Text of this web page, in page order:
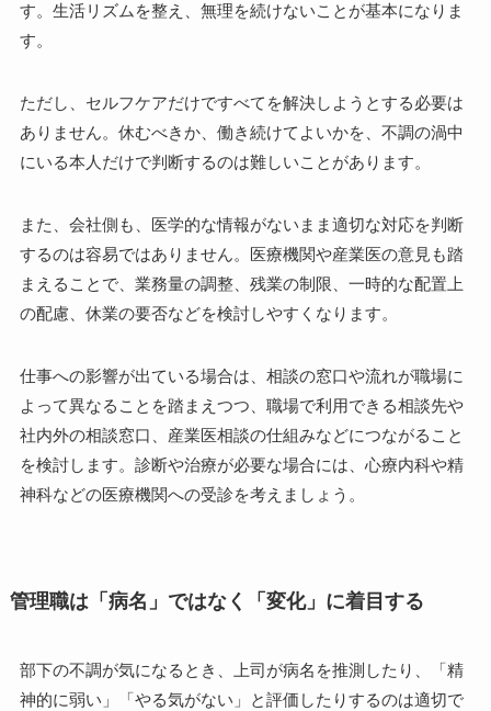
す。生活リズムを整え、無理を続けないことが基本になりま
す。
ただし、セルフケアだけですべてを解決しようとする必要は
ありません。休むべきか、働き続けてよいかを、不調の渦中
にいる本人だけで判断するのは難しいことがあります。
また、会社側も、医学的な情報がないまま適切な対応を判断
するのは容易ではありません。医療機関や産業医の意見も踏
まえることで、業務量の調整、残業の制限、一時的な配置上
の配慮、休業の要否などを検討しやすくなります。
仕事への影響が出ている場合は、相談の窓口や流れが職場に
よって異なることを踏まえつつ、職場で利用できる相談先や
社内外の相談窓口、産業医相談の仕組みなどにつながること
を検討します。診断や治療が必要な場合には、心療内科や精
神科などの医療機関への受診を考えましょう。
管理職は「病名」ではなく「変化」に着目する
部下の不調が気になるとき、上司が病名を推測したり、「精
神的に弱い」「やる気がない」と評価したりするのは適切で